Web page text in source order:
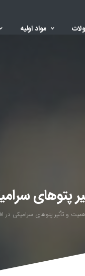
مواد اولیه
پتوهای
و تأثیر پتوهای سرامیکی در